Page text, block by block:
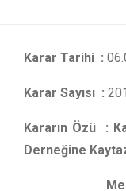
Karar Tarihi :
Karar Sayısı :
Kararın Özü :
Derneğine